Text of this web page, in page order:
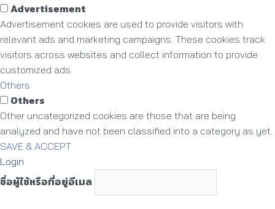
Advertisement
Advertisement cookies are used to provide visitors with
relevant ads and marketing campaigns. These cookies track
visitors across websites and collect information to provide
customized ads.
Others
Others
Other uncategorized cookies are those that are being
analyzed and have not been classified into a category as yet.
SAVE & ACCEPT
Login
ชื่อผู้ใช้หรือที่อยู่อีเมล